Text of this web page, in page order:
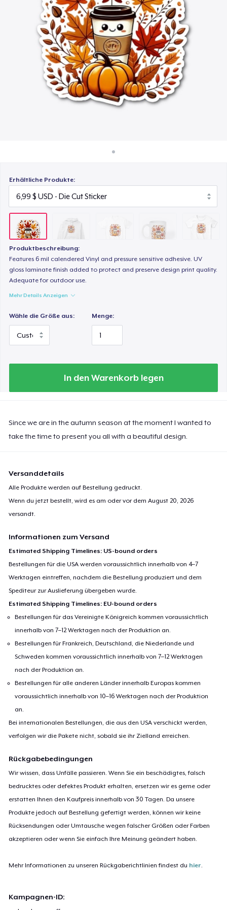
Überall verkaufen
Etwas verkaufen
Erhältliche Produkte:
Produktbeschreibung:
Features 6 mil calendered Vinyl and pressure sensitive adhesive. UV
gloss laminate finish added to protect and preserve design print quality.
Adequate for outdoor use.
Mehr Details Anzeigen
Wähle die Größe aus: Menge:
In den Warenkorb legen
Since we are in the autumn season at the moment I wanted to
take the time to present you all with a beautiful design.
Versanddetails
Alle Produkte werden auf Bestellung gedruckt.
Wenn du jetzt bestellt, wird es am oder vor demAugust 20, 2026
versandt.
Informationen zum Versand
Estimated Shipping Timelines: US-bound orders
Bestellungen für die USA werden voraussichtlich innerhalb von 4–7
Werktagen eintreffen, nachdem die Bestellung produziert und dem
Spediteur zur Auslieferung übergeben wurde.
Estimated Shipping Timelines: EU-bound orders
Bestellungen für das Vereinigte Königreich kommen voraussichtlich
innerhalb von 7–12 Werktagen nach der Produktion an.
Bestellungen für Frankreich, Deutschland, die Niederlande und
Schweden kommen voraussichtlich innerhalb von 7–12 Werktagen
nach der Produktion an.
Bestellungen für alle anderen Länder innerhalb Europas kommen
voraussichtlich innerhalb von 10–16 Werktagen nach der Produktion
an.
Bei internationalen Bestellungen, die aus den USA verschickt werden,
verfolgen wir die Pakete nicht, sobald sie ihr Zielland erreichen.
Rückgabebedingungen
Wir wissen, dass Unfälle passieren. Wenn Sie ein beschädigtes, falsch
bedrucktes oder defektes Produkt erhalten, ersetzen wir es gerne oder
erstatten Ihnen den Kaufpreis innerhalb von 30 Tagen. Da unsere
Produkte jedoch auf Bestellung gefertigt werden, können wir keine
Rücksendungen oder Umtausche wegen falscher Größen oder Farben
akzeptieren oder wenn Sie einfach Ihre Meinung geändert haben.
Mehr Informationen zu unseren Rückgaberichtlinien findest du hier.
Kampagnen-ID:
Comfort Tee
16,99 $
Mug
11,99 $
Women's Classic Tee